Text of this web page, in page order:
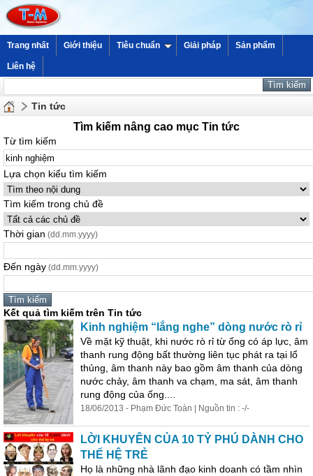
Trang nhất Giới thiệu Tiêu chuẩn Giải pháp Sản phẩm
Liên hệ
Tin tức
Tìm kiếm nâng cao mục Tin tức
Từ tìm kiếm
Lựa chọn kiểu tìm kiếm
Tìm kiếm trong chủ đề
Thời gian (dd.mm.yyyy)
Đến ngày (dd.mm.yyyy)
Kết quả tìm kiếm trên Tin tức
Kinh nghiệm “lắng nghe” dòng nước rò rỉ
Về mặt kỹ thuật, khi nước rò rỉ từ ống có áp lực, âm
thanh rung động bất thường liên tục phát ra tại lổ
thủng, âm thanh này bao gồm âm thanh của dòng
nước chảy, âm thanh va chạm, ma sát, âm thanh
rung động của ống....
18/06/2013 - Phạm Đức Toàn | Nguồn tin : -/-
LỜI KHUYÊN CỦA 10 TỶ PHÚ DÀNH CHO
THẾ HỆ TRẺ
Họ là những nhà lãnh đạo kinh doanh có tầm nhìn